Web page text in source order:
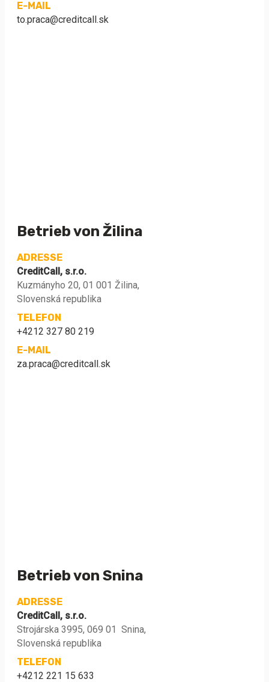
E-MAIL
to.praca@creditcall.sk
Betrieb von Žilina
ADRESSE
CreditCall, s.r.o.
Kuzmányho 20, 01 001 Žilina,
Slovenská republika
TELEFON
+4212 327 80 219
E-MAIL
za.praca@creditcall.sk
Betrieb von Snina
ADRESSE
CreditCall, s.r.o.
Strojárska 3995, 069 01 Snina,
Slovenská republika
TELEFON
+4212 221 15 633